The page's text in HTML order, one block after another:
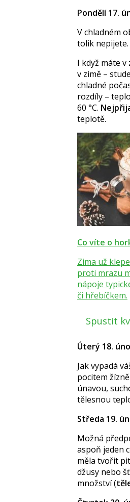
Pondělí 17.
V chladném
tolik nepijete.
I když máte
v zimě –
chladné
rozdíly –
60 °C.
teplotě.
Co víte o
Zima už
proti mrazu
nápoje
či hřebíčkem.
Spustit
Úterý 18.
Jak vypadá
pocitem
únavou,
tělesnou
Středa 19.
Možná
aspoň jeden
měla tvořit
džusy nebo
množství (